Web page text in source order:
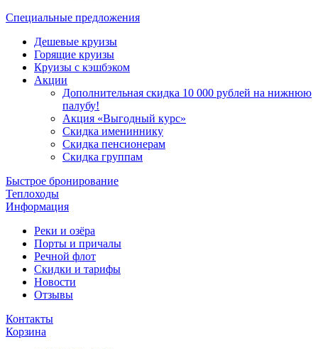
Специальные предложения
Дешевые круизы
Горящие круизы
Круизы с кэшбэком
Акции
Дополнительная скидка 10 000 рублей на нижнюю
палубу!
Акция «Выгодный курс»
Скидка имениннику
Скидка пенсионерам
Скидка группам
Быстрое бронирование
Теплоходы
Информация
Реки и озёра
Порты и причалы
Речной флот
Скидки и тарифы
Новости
Отзывы
Контакты
Корзина